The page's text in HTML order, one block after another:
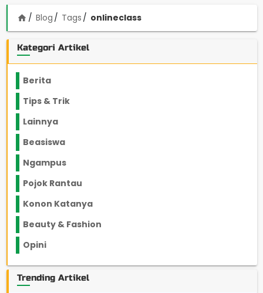
home Blog Tags onlineclass
Kategori Artikel
Berita
Tips & Trik
Lainnya
Beasiswa
Ngampus
Pojok Rantau
Konon Katanya
Beauty & Fashion
Opini
Trending Artikel